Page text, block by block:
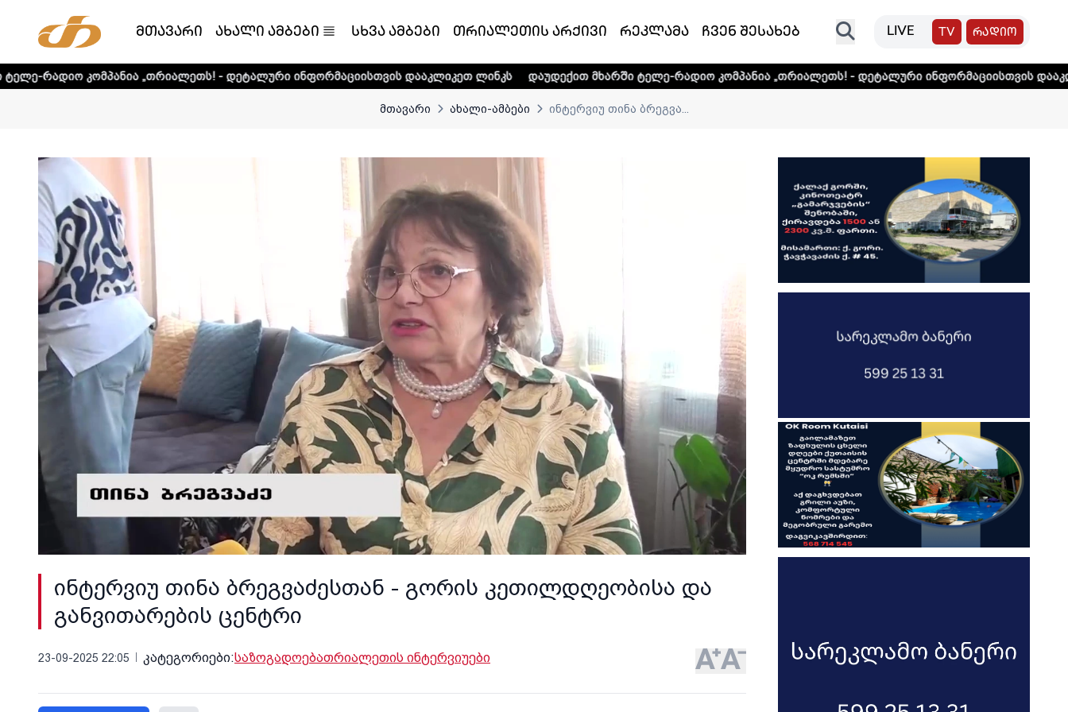
მთავარი ახალი ამბები სხვა ამბები თრიალეთის არქივი რეკლამა ჩვენ შესახებ LIVE TV რადიო
„თრიალეთს! - დეტალური ინფორმაციისთვის დააკლიკეთ ლინკს დაუდექით მხარში ტელე-რადიო კომპანია „თრიალეთს! - დეტალური ინფორმაციისთვის დააკლიკეთ ლინკს
მთავარი ახალი-ამბები ინტერვიუ თინა ბრეგვა...
ინტერვიუ თინა ბრეგვაძესთან - გორის კეთილდღეობისა და
განვითარების ცენტრი
23-09-2025 22:05 კატეგორიები:საზოგადოებათრიალეთის ინტერვიუები